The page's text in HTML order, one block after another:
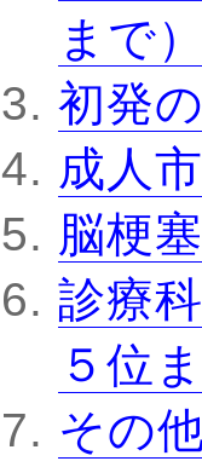
まで）
初発
成人
脳梗
診療
５位
その